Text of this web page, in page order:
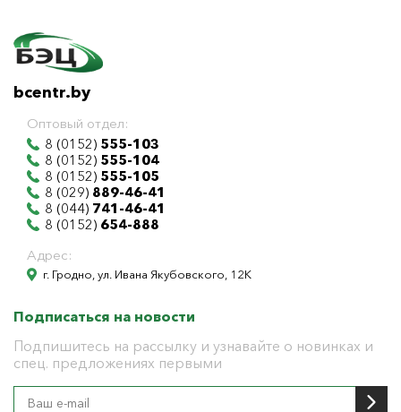
bcentr.by
Оптовый отдел:
8 (0152) 555-103
8 (0152) 555-104
8 (0152) 555-105
8 (029) 889-46-41
8 (044) 741-46-41
8 (0152) 654-888
Адрес:
г. Гродно, ул. Ивана Якубовского, 12К
Подписаться на новости
Подпишитесь на рассылку и узнавайте о новинках и
спец. предложениях первыми